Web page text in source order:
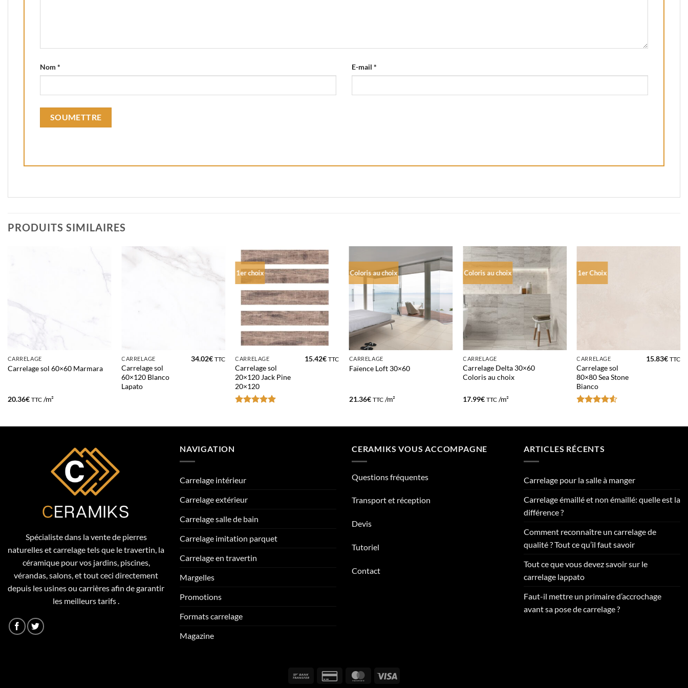
Nom * E-mail *
PRODUITS SIMILAIRES
CARRELAGE
Carrelage sol 60×60 Marmara
20.36€ TTC /m²
CARRELAGE
Carrelage sol
60×120 Blanco
Lapato
34.02€ TTC
1er choix
CARRELAGE
Carrelage sol
20×120 Jack Pine
20×120
15.42€ TTC
Coloris au choix
CARRELAGE
Faïence Loft 30×60
21.36€ TTC /m²
Coloris au choix
CARRELAGE
Carrelage Delta 30×60
Coloris au choix
17.99€ TTC /m²
1er Choix
CARRELAGE
Carrelage sol
80×80 Sea Stone
Bianco
15.83€ TTC
Spécialiste dans la vente de pierres
naturelles et carrelage tels que le travertin, la
céramique pour vos jardins, piscines,
vérandas, salons, et tout ceci directement
depuis les usines ou carrières afin de garantir
les meilleurs tarifs .
NAVIGATION
Carrelage intérieur
Carrelage extérieur
Carrelage salle de bain
Carrelage imitation parquet
Carrelage en travertin
Margelles
Promotions
Formats carrelage
Magazine
CERAMIKS VOUS ACCOMPAGNE
Questions fréquentes
Transport et réception
Devis
Tutoriel
Contact
ARTICLES RÉCENTS
Carrelage pour la salle à manger
Carrelage émaillé et non émaillé: quelle est la
différence ?
Comment reconnaître un carrelage de
qualité ? Tout ce qu’il faut savoir
Tout ce que vous devez savoir sur le
carrelage lappato
Faut-il mettre un primaire d’accrochage
avant sa pose de carrelage ?
Bank
Credit
MasterCard